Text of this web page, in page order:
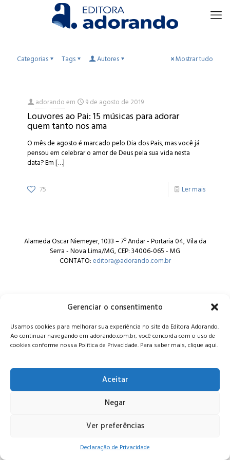
Gerenciar o consentimento
Usamos cookies para melhorar sua experiência no site da Editora Adorando.
Ao continuar navegando em adorando.com.br, você concorda com o uso de
cookies conforme nossa Política de Privacidade. Para saber mais, clique aqui.
Aceitar
Negar
Ver preferências
Declaração de Privacidade
Categorias Tags Autores Mostrar tudo
adorandoem 9 de agosto de 2019
Louvores ao Pai: 15 músicas para adorar
quem tanto nos ama
O mês de agosto é marcado pelo Dia dos Pais, mas você já
pensou em celebrar o amor de Deus pela sua vida nesta
data? Em[…]
75 Ler mais
Alameda Oscar Niemeyer, 1033 – 7º Andar - Portaria 04, Vila da
Serra - Nova Lima/MG, CEP: 34006-065 - MG
CONTATO:editora@adorando.com.br
© Editora Adorando 2026. Todos os direitos reservados.
Consulte nossapolítica de privacidade.